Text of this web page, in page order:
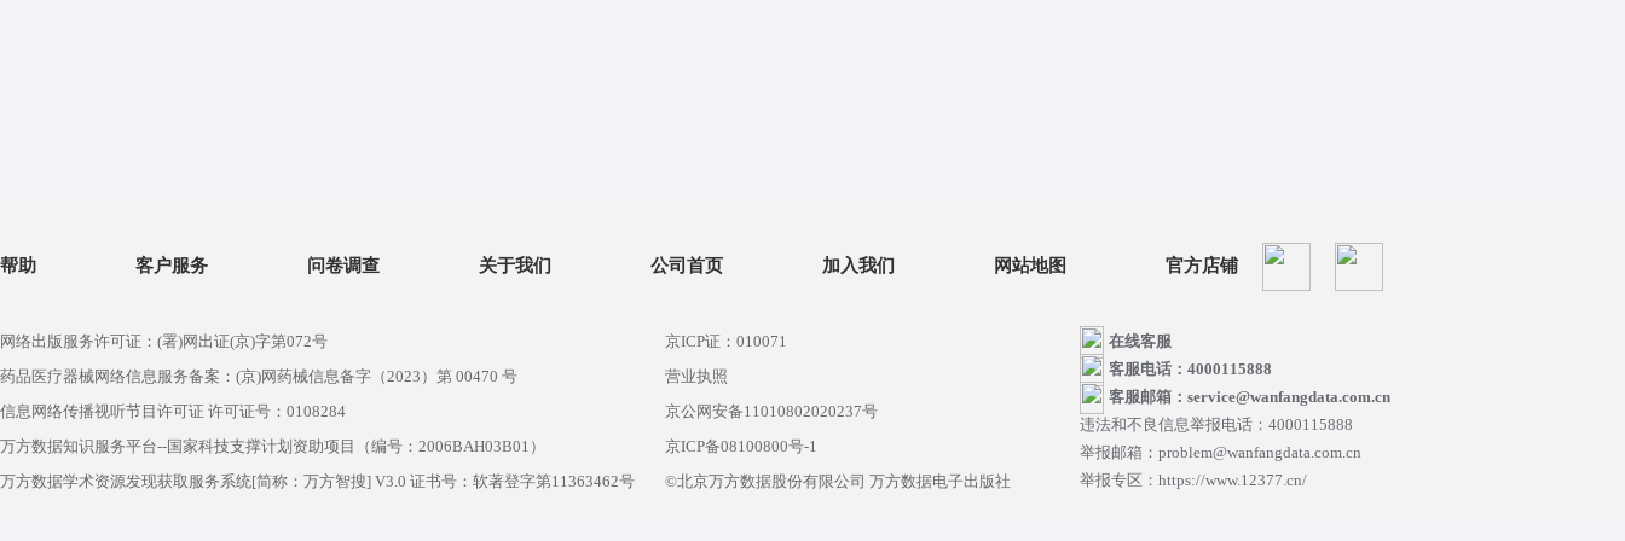
帮助 客户服务 问卷调查 关于我们 公司首页 加入我们 网站地图 官方店铺
网络出版服务许可证：(署)网出证(京)字第072号
药品医疗器械网络信息服务备案：(京)网药械信息备字（2023）第 00470 号
信息网络传播视听节目许可证 许可证号：0108284
万方数据知识服务平台--国家科技支撑计划资助项目（编号：2006BAH03B01）
万方数据学术资源发现获取服务系统[简称：万方智搜] V3.0 证书号：软著登字第11363462号
京ICP证：010071
营业执照
京公网安备11010802020237号
京ICP备08100800号-1
©北京万方数据股份有限公司 万方数据电子出版社
在线客服
客服电话：4000115888
客服邮箱：service@wanfangdata.com.cn
违法和不良信息举报电话：4000115888
举报邮箱：problem@wanfangdata.com.cn
举报专区：https://www.12377.cn/